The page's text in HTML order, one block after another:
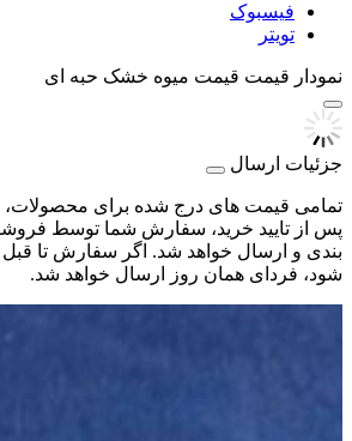
فیسبوک
تویتر
نمودار قیمت قیمت میوه خشک حبه ای
جزئیات ارسال
تمامی قیمت های درج شده برای محصولات،
پس از تایید خرید، سفارش شما توسط
شود، فردای همان روز ارسال خواهد شد.